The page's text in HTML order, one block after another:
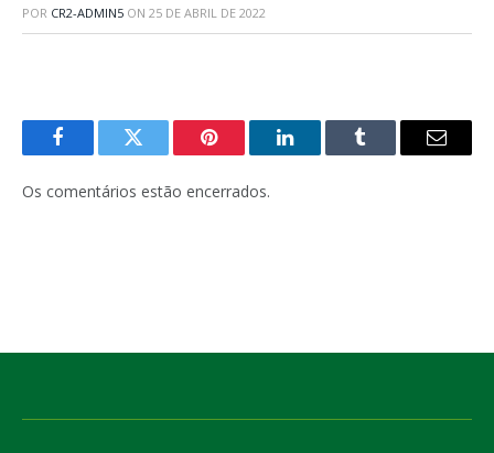
POR CR2-ADMIN5 ON 25 DE ABRIL DE 2022
FacebookTwitter Pinterest LinkedInTumblr
E-
Os comentários estão encerrados.